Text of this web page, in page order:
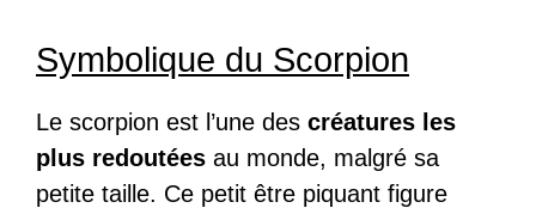
Symbolique du Scorpion
Le scorpion est l’une des créatures les
plus redoutées au monde, malgré sa
petite taille. Ce petit être piquant figure